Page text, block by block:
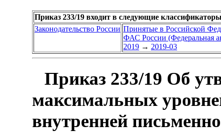
Приказ 233/19 входит в следующие
Законодательство России Принятые в Российской
ФАС России (Федеральная
2019 → 2019-03
Приказ 233/19 Об
максимальных
внутренней